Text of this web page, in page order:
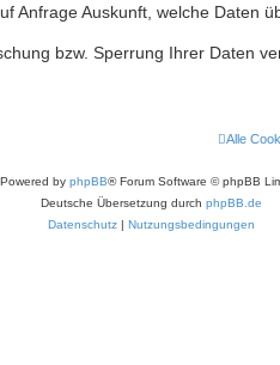
Anfrage Auskunft, welche Daten
bzw. Sperrung Ihrer Daten
Alle
Powered by phpBB® Forum Software © phpBB
Deutsche Übersetzung durch phpBB.de
Datenschutz
Nutzungsbedingungen